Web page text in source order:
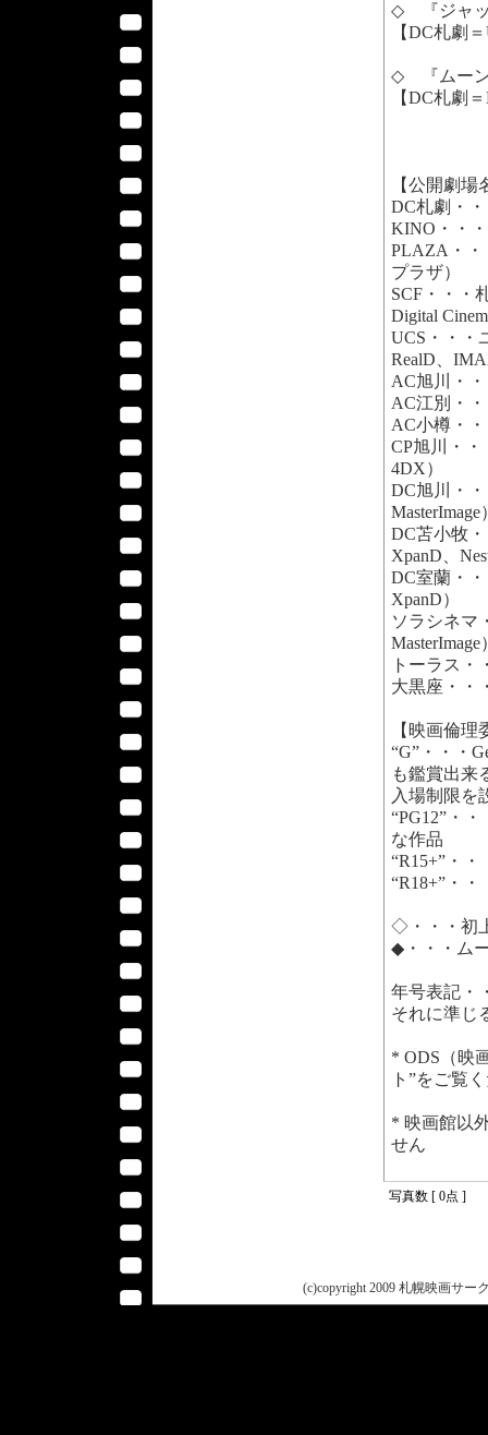
◇ 『ジャッ
【DC札劇
◇ 『ムーン
【DC札劇
【公開劇場
DC札劇・
KINO・・・
PLAZA・・
プラザ）
SCF・・・
Digital
UCS・・・
RealD、
AC旭川・・
AC江別・・
AC小樽・・
CP旭川・・
4DX）
DC旭川・
MasterImage
DC苫小牧
XpanD、
DC室蘭・
XpanD）
ソラシネマ
MasterImage
トーラス・
大黒座・・
【映画倫
“G”・・・
も鑑賞出来
入場制限を
“PG12”・
な作品
“R15+”・
“R18+”・
◇・・・初
◆・・・ム
年号表記・
それに準じ
* ODS（映
ト”をご覧
* 映画館以
せん
写真数 [ 0点 ]
(c)copyright 2009 札幌映画サー